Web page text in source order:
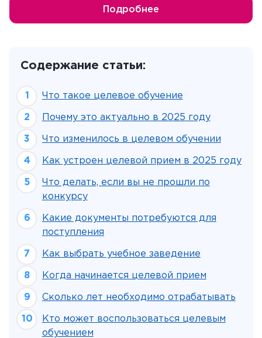
Подробнее
Содержание статьи:
Что такое целевое обучение
Почему это актуально в 2025 году
Что изменилось в целевом обучении
Как устроен целевой прием в 2025 году
Что делать, если вы не прошли по
конкурсу
Какие документы потребуются для
поступления
Как выбрать учебное заведение
Когда начинается целевой прием
Сколько лет необходимо отрабатывать
Кто может воспользоваться целевым
обучением